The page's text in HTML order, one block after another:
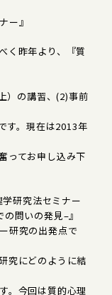
ー』
く昨年より、『質
）の講習、(2)事前
す。現在は2013年
ってお申し込み下
研究法セミナー
問いの発見–』
研究の出発点で
究にどのように結
。今回は質的心理